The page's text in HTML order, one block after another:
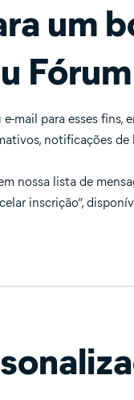
um
mail para esses
notificações
nossa lista de
inscrição”,